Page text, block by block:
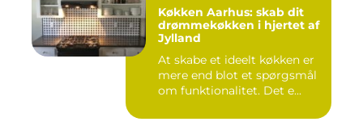
Køkken Aarhus: skab dit
drømmekøkken i hjertet af
Jylland
At skabe et ideelt køkken er
mere end blot et spørgsmål
om funktionalitet. Det e...